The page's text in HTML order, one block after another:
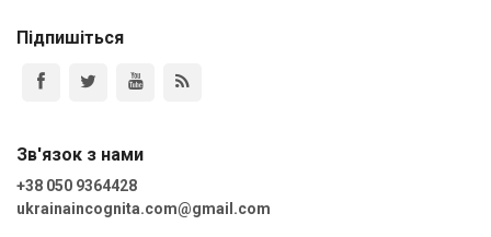
Підпишіться
Зв'язок з нами
+38 050 9364428
ukrainaincognita.com@gmail.com